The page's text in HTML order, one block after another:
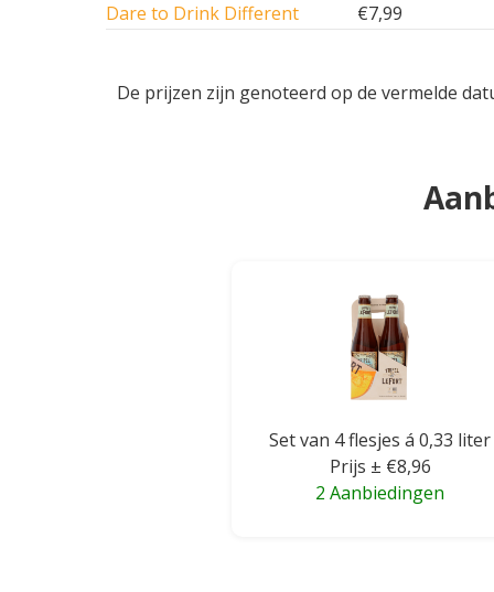
Dare to Drink Different
€7,99
De prijzen zijn genoteerd op de vermelde
Set van 4 flesjes á 0,33 liter
Prijs ± €8,96
2 Aanbiedingen